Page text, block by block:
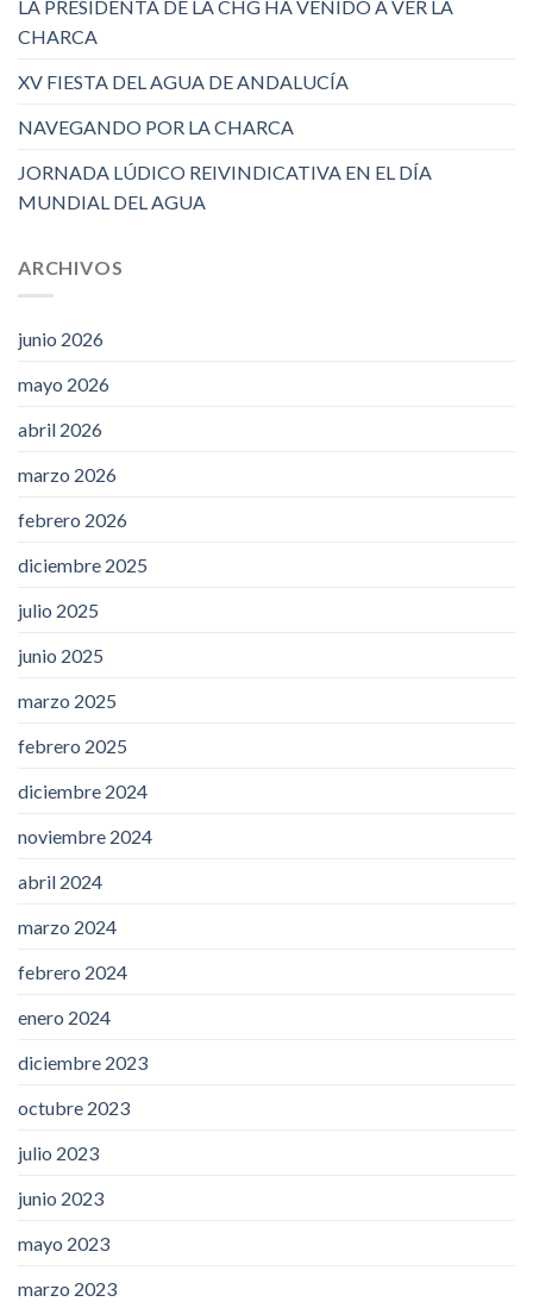
LA PRESIDENTA DE LA CHG HA VENIDO A VER LA
CHARCA
XV FIESTA DEL AGUA DE ANDALUCÍA
NAVEGANDO POR LA CHARCA
JORNADA LÚDICO REIVINDICATIVA EN EL DÍA
MUNDIAL DEL AGUA
ARCHIVOS
junio 2026
mayo 2026
abril 2026
marzo 2026
febrero 2026
diciembre 2025
julio 2025
junio 2025
marzo 2025
febrero 2025
diciembre 2024
noviembre 2024
abril 2024
marzo 2024
febrero 2024
enero 2024
diciembre 2023
octubre 2023
julio 2023
junio 2023
mayo 2023
marzo 2023